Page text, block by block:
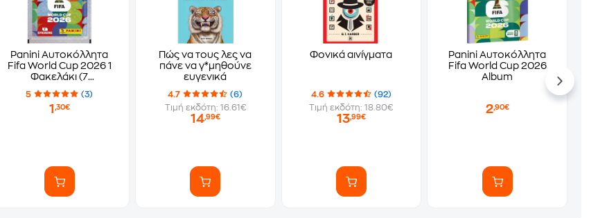
Panini Αυτοκόλλητα
Fifa World Cup 2026 1
Φακελάκι (7
Αυτοκόλλητα)
5 (3)
1 ,30€
Πώς να τους λες να
πάνε να γ*μηθούνε
ευγενικά
4.7
(6)
Τιμή εκδότη: 16.61€
14,99€
Φονικά αινίγματα
4.6
(92)
Τιμή εκδότη: 18.80€
13,99€
Panini Αυτοκόλλητα
Fifa World Cup 2026
Album
2,90€